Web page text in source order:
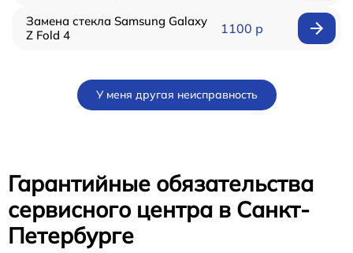
Замена стекла Samsung Galaxy
Z Fold 4
1100 р
У меня другая неисправность
Гарантийные обязательства
сервисного центра в Санкт-
Петербурге